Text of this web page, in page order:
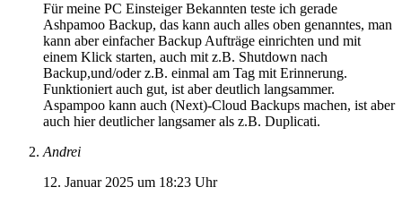
Für meine PC Einsteiger Bekannten teste ich gerade
Ashpamoo Backup, das kann auch alles oben genanntes, man
kann aber einfacher Backup Aufträge einrichten und mit
einem Klick starten, auch mit z.B. Shutdown nach
Backup,und/oder z.B. einmal am Tag mit Erinnerung.
Funktioniert auch gut, ist aber deutlich langsammer.
Aspampoo kann auch (Next)-Cloud Backups machen, ist aber
auch hier deutlicher langsamer als z.B. Duplicati.
Andrei
12. Januar 2025 um 18:23 Uhr